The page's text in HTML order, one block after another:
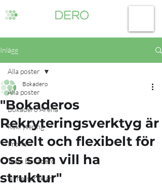
Inlägg
Alla poster
Bokadero Arena
Rekrytering
Proffs
Team Bokadero
Nyhetsartiklar
Alla poster
"Bokaderos
Rekryteringsverktyg är
enkelt och flexibelt för
oss som vill ha
struktur"
Bokadero